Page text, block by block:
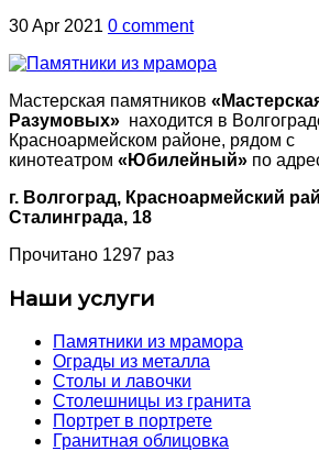
30 Apr 2021 0 comment
Мастерская памятников
Разумовых» находится в
Красноармейском районе, рядом с
кинотеатром «Юбилейный» по
г. Волгоград, Красноармейский
Сталинграда, 18
Прочитано 1297 раз
Наши услуги
Памятники из мрамора
Ограды из металла
Столы и лавочки
Столешницы из гранита
Портрет в портрете
Гранитная облицовка